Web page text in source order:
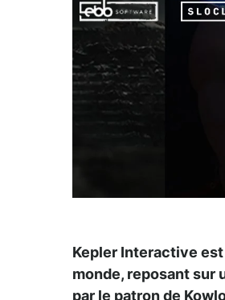
Kepler Interactive
monde, reposant sur
par le patron de